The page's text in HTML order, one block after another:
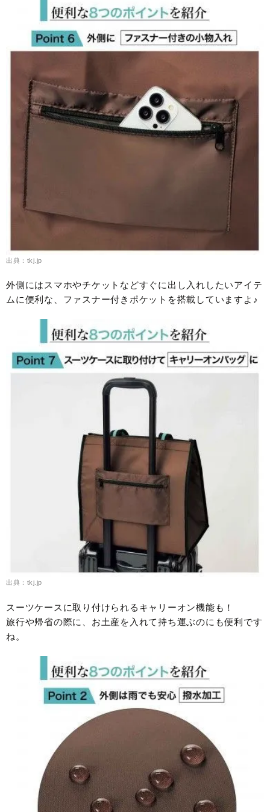
出典：tkj.jp
外側にはスマホやチケットなどすぐに出し入れしたいアイテ
ムに便利な、ファスナー付きポケットを搭載していますよ♪
出典：tkj.jp
スーツケースに取り付けられるキャリーオン機能も！
旅行や帰省の際に、お土産を入れて持ち運ぶのにも便利です
ね。